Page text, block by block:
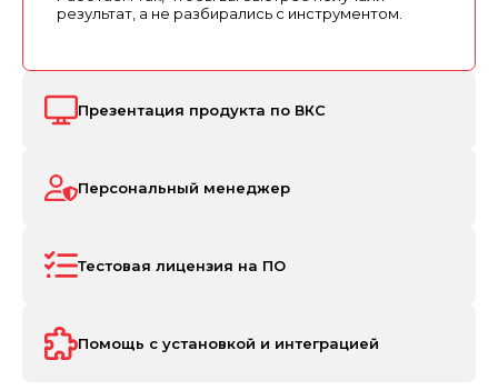
результат, а не разбирались с инструментом.
Презентация продукта по ВКС
Персональный менеджер
Тестовая лицензия на ПО
Помощь с установкой и интеграцией